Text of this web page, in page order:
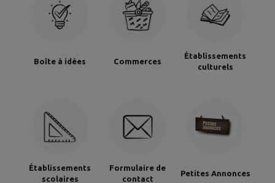
Boîte à idées Commerces
Établissements
culturels
Établissements
scolaires
Formulaire de
contact
Petites Annonces